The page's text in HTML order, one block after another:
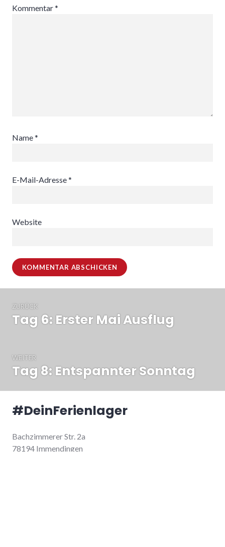
Kommentar*
Name*
E-Mail-Adresse*
Website
ZURÜCK
Vorheriger
Beitrag:
Tag 6: Erster Mai Ausflug
WEITER
Nächster
Beitrag:
Tag 8: Entspannter Sonntag
#DeinFerienlager
Bachzimmerer Str. 2a
78194 Immendingen